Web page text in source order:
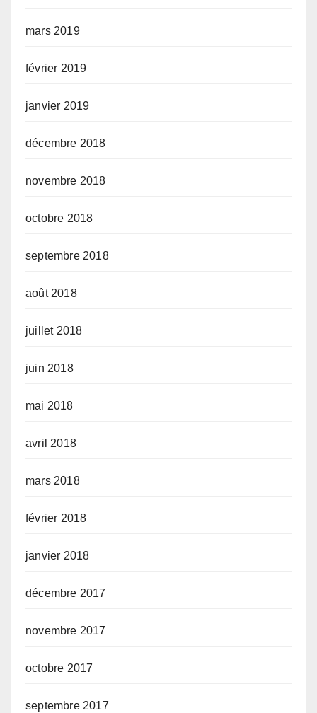
mars 2019
février 2019
janvier 2019
décembre 2018
novembre 2018
octobre 2018
septembre 2018
août 2018
juillet 2018
juin 2018
mai 2018
avril 2018
mars 2018
février 2018
janvier 2018
décembre 2017
novembre 2017
octobre 2017
septembre 2017